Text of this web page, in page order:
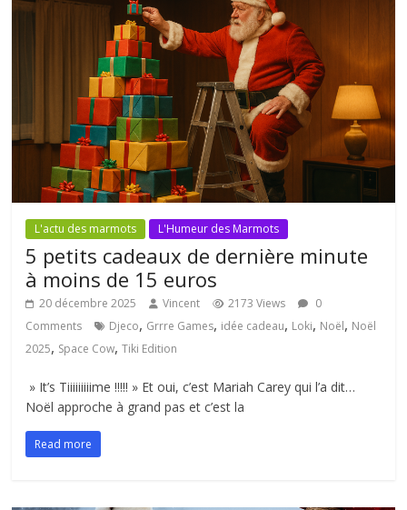
L'actu des marmots L'Humeur des Marmots
5 petits cadeaux de dernière minute
à moins de 15 euros
20 décembre 2025 Vincent 2173 Views
0
Comments
Djeco, Grrre Games, idée cadeau, Loki, Noël, Noël
2025, Space Cow,Tiki Edition
» It’s Tiiiiiiiiime !!!!! » Et oui, c’est Mariah Carey qui l’a dit…
Noël approche à grand pas et c’est la
Read more